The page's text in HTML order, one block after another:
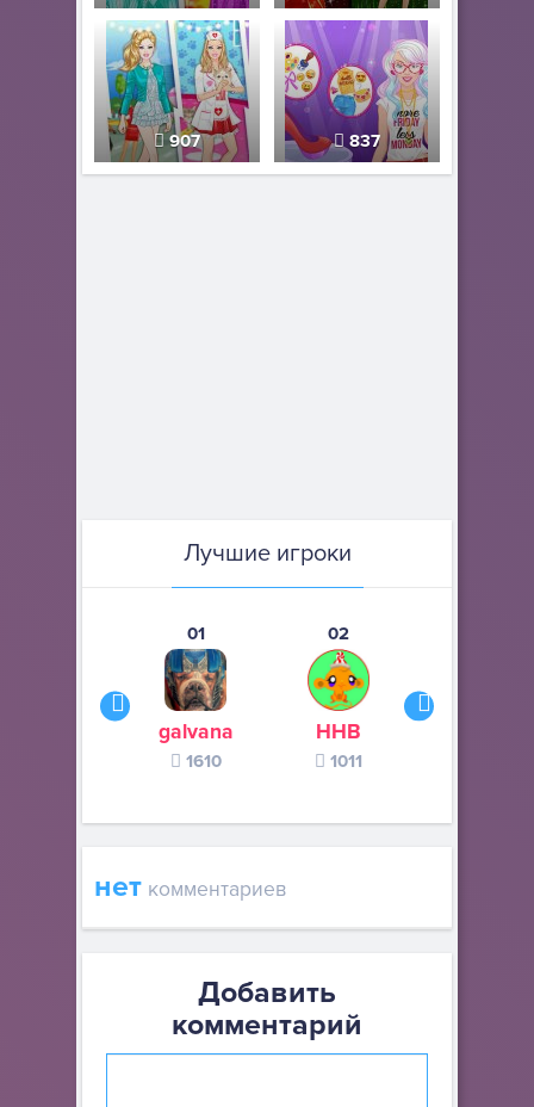
907 837
Лучшие игроки
01
galvana
1610
02
ННВ
1011
нет комментариев
Добавить
комментарий